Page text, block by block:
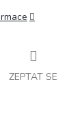
ZEPTAT SE